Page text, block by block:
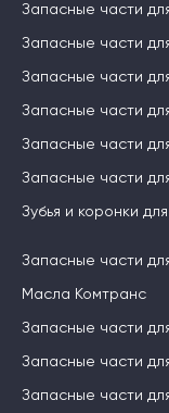
Запасные части
Запасные части
Запасные части
Запасные части
Запасные части
Запасные части
Зубья и коронки
Запасные части
Масла Комтранс
Запасные части
Запасные части
Запасные части